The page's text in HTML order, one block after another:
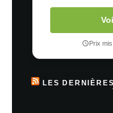
Prix
LES